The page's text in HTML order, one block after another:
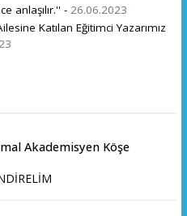
anlaşılır.'' - 26.06.2023
Katılan Eğitimci Yazarımız
Akademisyen Köşe